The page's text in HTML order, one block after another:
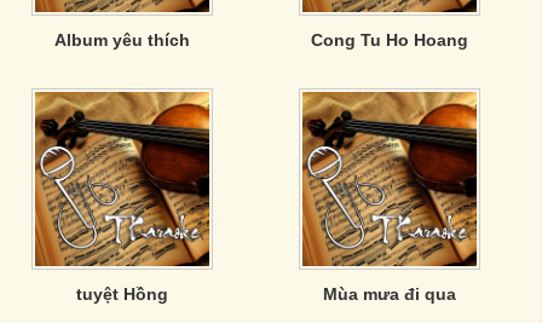
Album yêu thích Cong Tu Ho Hoang
tuyệt Hồng Mùa mưa đi qua